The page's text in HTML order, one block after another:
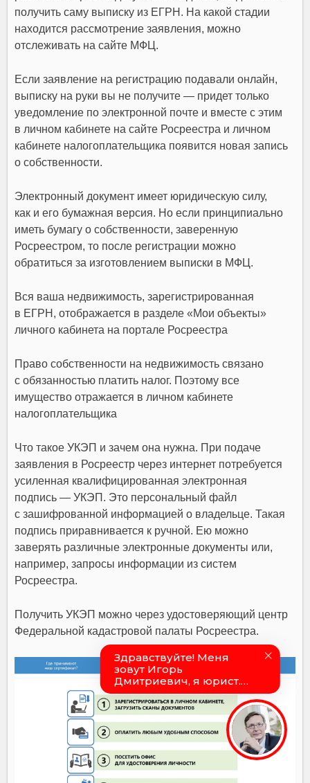
получить саму выписку из ЕГРН. На какой стадии
находится рассмотрение заявления, можно
отслеживать на сайте МФЦ.
Если заявление на регистрацию подавали онлайн,
выписку на руки вы не получите — придет только
уведомление по электронной почте и вместе с этим
в личном кабинете на сайте Росреестра и личном
кабинете налогоплательщика появится новая запись
о собственности.
Электронный документ имеет юридическую силу,
как и его бумажная версия. Но если принципиально
иметь бумагу о собственности, заверенную
Росреестром, то после регистрации можно
обратиться за изготовлением выписки в МФЦ.
Вся ваша недвижимость, зарегистрированная
в ЕГРН, отображается в разделе «Мои объекты»
личного кабинета на портале Росреестра
Право собственности на недвижимость связано
с обязанностью платить налог. Поэтому все
имущество отражается в личном кабинете
налогоплательщика
Что такое УКЭП и зачем она нужна. При подаче
заявления в Росреестр через интернет потребуется
усиленная квалифицированная электронная
подпись — УКЭП. Это персональный файл
с зашифрованной информацией о владельце. Такая
подпись приравнивается к ручной. Ею можно
заверять различные электронные документы или,
например, запросы информации из систем
Росреестра.
Получить УКЭП можно через удостоверяющий центр
Федеральной кадастровой палаты Росреестра.